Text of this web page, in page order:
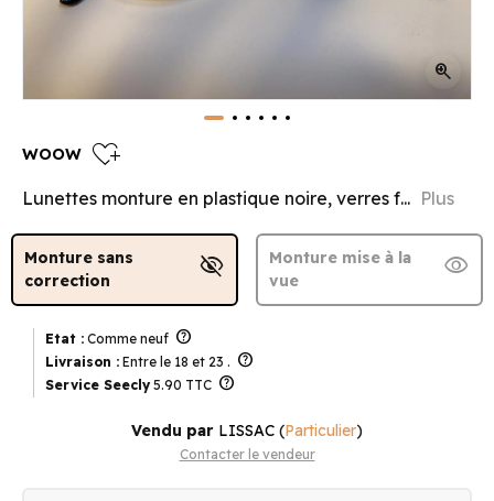
zoom_in
WOOW heart_plus
Lunettes monture en plastique noire, verres f... Plus
Monture sans
correction
visibility_off
Monture mise à la
vue
visibility
Etat : Comme neuf help
Livraison : Entre le 18 et 23 . help
Service Seecly 5.90 TTC help
Vendu par LISSAC (Particulier)
Contacter le vendeur